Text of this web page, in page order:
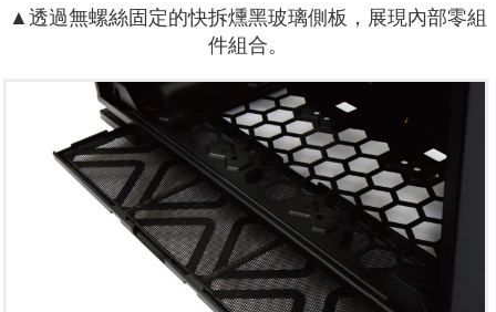
▲透過無螺絲固定的快拆燻黑玻璃側板，展現內部零組
件組合。